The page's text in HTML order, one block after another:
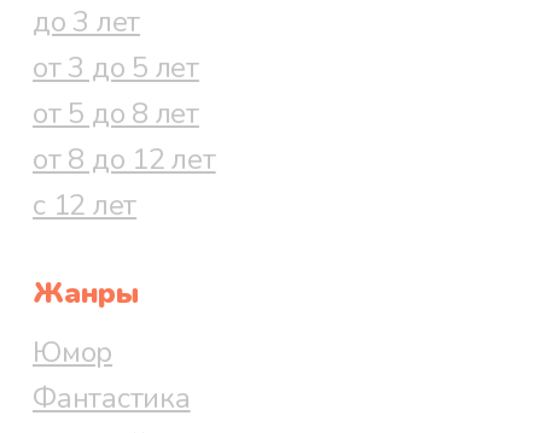
до 3 лет
от 3 до 5 лет
от 5 до 8 лет
от 8 до 12 лет
с 12 лет
Жанры
Юмор
Фантастика